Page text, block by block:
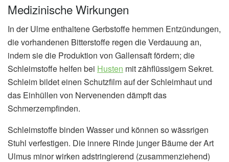
Medizinische Wirkungen
In der Ulme enthaltene Gerbstoffe hemmen Entzündungen,
die vorhandenen Bitterstoffe regen die Verdauung an,
indem sie die Produktion von Gallensaft fördern; die
Schleimstoffe helfen bei Husten mit zähflüssigem Sekret.
Schleim bildet einen Schutzfilm auf der Schleimhaut und
das Einhüllen von Nervenenden dämpft das
Schmerzempfinden.
Schleimstoffe binden Wasser und können so wässrigen
Stuhl verfestigen. Die innere Rinde junger Bäume der Art
Ulmus minor wirken adstringierend (zusammenziehend)